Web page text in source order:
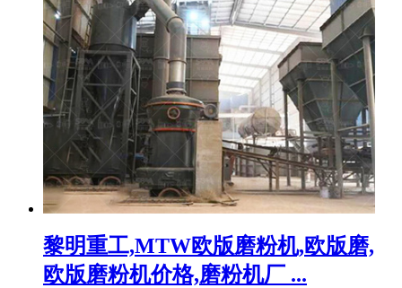
黎明重工,MTW欧版磨粉机,欧版磨,
欧版磨粉机价格,磨粉机厂 ...